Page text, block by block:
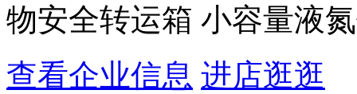
物安全转运箱 小容量液
查看企业信息 进店逛逛